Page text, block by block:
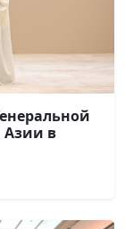
Азии в